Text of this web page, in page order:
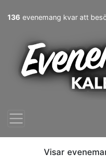
136 evenemang kvar att
Visar